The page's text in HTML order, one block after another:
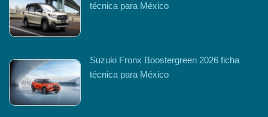
técnica para México
Suzuki Fronx Boostergreen 2026 ficha
técnica para México